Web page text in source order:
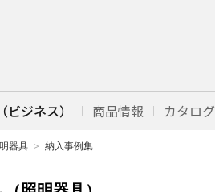
ジネス） 商品情報 カタログ
器具 納入事例集